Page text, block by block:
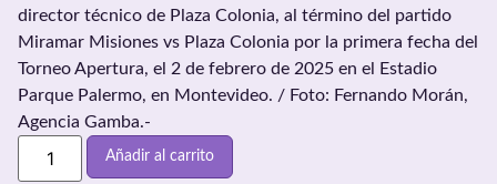
director técnico de Plaza Colonia, al término del partido
Miramar Misiones vs Plaza Colonia por la primera fecha del
Torneo Apertura, el 2 de febrero de 2025 en el Estadio
Parque Palermo, en Montevideo. / Foto: Fernando Morán,
Agencia Gamba.-
Añadir al carrito